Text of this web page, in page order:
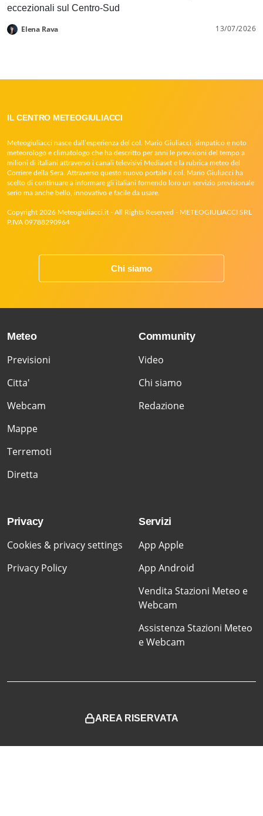
eccezionali sul Centro-Sud
Elena Rava 13/07/2026
IL CENTRO METEOGIULIACCI
Meteogiuliacci nasce dall’esperienza del col. Mario Giuliacci, simpatico e noto
meteorologo e climatologo che ha descritto per anni le previsioni del tempo a
milioni di italiani attraverso i canali televisivi Mediaset e la rubrica meteo del
Corriere della Sera. Attraverso questo nuovo portale il col. Mario Giuliacci ha
scelto di continuare a informare gli italiani fornendo loro un servizio previsionale
serio ma anche bello, innovativo e facile da usare.
Copyright 2026 Meteogiuliacci.it - All Rights Reserved - METEOGIULIACCI SRL
P.IVA 09788290964
Chi siamo
Meteo
Previsioni
Citta'
Webcam
Mappe
Terremoti
Diretta
Community
Video
Chi siamo
Redazione
Privacy
Cookies & privacy settings
Privacy Policy
Servizi
App Apple
App Android
Vendita Stazioni Meteo e
Webcam
Assistenza Stazioni Meteo
e Webcam
AREA RISERVATA